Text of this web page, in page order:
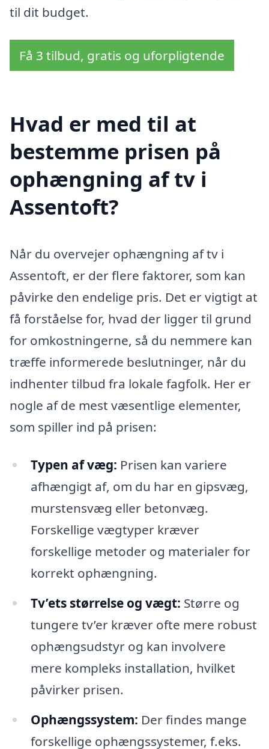
til dit budget.
Få 3 tilbud, gratis og uforpligtende
Hvad er med til at
bestemme prisen på
ophængning af tv i
Assentoft?
Når du overvejer ophængning af tv i
Assentoft, er der flere faktorer, som kan
påvirke den endelige pris. Det er vigtigt at
få forståelse for, hvad der ligger til grund
for omkostningerne, så du nemmere kan
træffe informerede beslutninger, når du
indhenter tilbud fra lokale fagfolk. Her er
nogle af de mest væsentlige elementer,
som spiller ind på prisen:
Typen af væg: Prisen kan variere
afhængigt af, om du har en gipsvæg,
murstensvæg eller betonvæg.
Forskellige vægtyper kræver
forskellige metoder og materialer for
korrekt ophængning.
Tv’ets størrelse og vægt: Større og
tungere tv’er kræver ofte mere robust
ophængsudstyr og kan involvere
mere kompleks installation, hvilket
påvirker prisen.
Ophængssystem: Der findes mange
forskellige ophængssystemer, f.eks.